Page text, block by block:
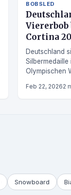
BOBSLED
Cortina
Deutschland
Olympischen
das deutsche
Feb 22, 20262
Snowboard